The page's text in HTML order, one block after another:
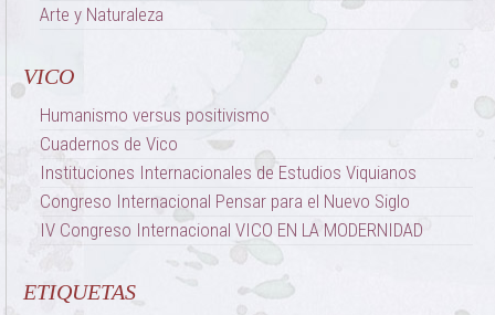
Arte y Naturaleza
VICO
Humanismo versus positivismo
Cuadernos de Vico
Instituciones Internacionales de Estudios Viquianos
Congreso Internacional Pensar para el Nuevo Siglo
IV Congreso Internacional VICO EN LA MODERNIDAD
ETIQUETAS